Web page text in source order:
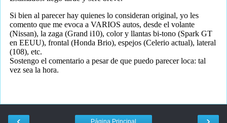
Página Principal